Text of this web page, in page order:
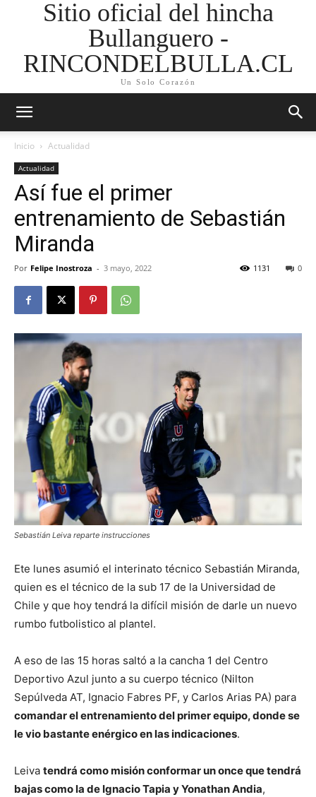
Sitio oficial del hincha
Bullanguero -
RINCONDELBULLA.CL
Un Solo Corazón
Inicio Actualidad
Actualidad
Así fue el primer
entrenamiento de Sebastián
Miranda
Por Felipe Inostroza - 3 mayo, 2022 0
1131
Sebastián Leiva reparte instrucciones
Ete lunes asumió el interinato técnico Sebastián Miranda,
quien es el técnico de la sub 17 de la Universidad de
Chile y que hoy tendrá la difícil misión de darle un nuevo
rumbo futbolistico al plantel.
A eso de las 15 horas saltó a la cancha 1 del Centro
Deportivo Azul junto a su cuerpo técnico (Nilton
Sepúlveda AT, Ignacio Fabres PF, y Carlos Arias PA) para
comandar el entrenamiento del primer equipo, donde se
le vio bastante enérgico en las indicaciones.
Leiva tendrá como misión conformar un once que tendrá
bajas como la de Ignacio Tapia y Yonathan Andia,